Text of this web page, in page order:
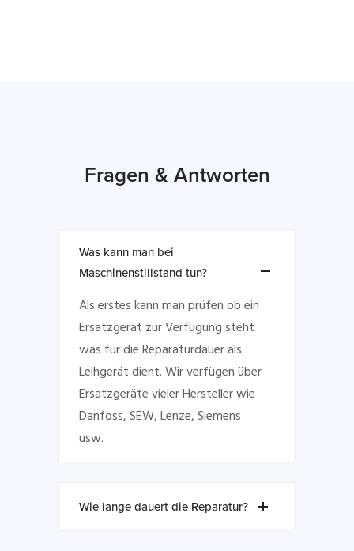
Fragen & Antworten
Was kann man bei
Maschinenstillstand tun?
Als erstes kann man prüfen ob ein
Ersatzgerät zur Verfügung steht
was für die Reparaturdauer als
Leihgerät dient. Wir verfügen über
Ersatzgeräte vieler Hersteller wie
Danfoss, SEW, Lenze, Siemens
usw.
Wie lange dauert die Reparatur?